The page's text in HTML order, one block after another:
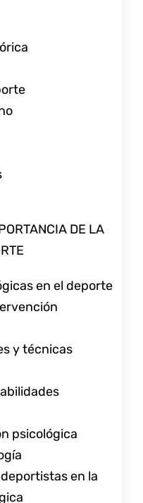
DE LA
en el deporte
y técnicas
psicológica
en la